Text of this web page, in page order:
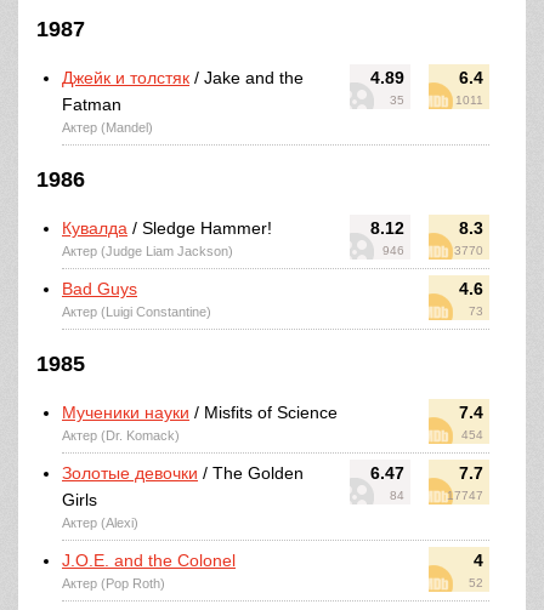
1987
4.89
35
6.4
1011
Джейк и толстяк / Jake and the
Fatman
Актер (Mandel)
1986
8.12
946
8.3
3770
Кувалда / Sledge Hammer!
Актер (Judge Liam Jackson)
4.6
73
Bad Guys
Актер (Luigi Constantine)
1985
7.4
454
Мученики науки / Misfits of Science
Актер (Dr. Komack)
6.47
84
7.7
17747
Золотые девочки / The Golden
Girls
Актер (Alexi)
4
52
J.O.E. and the Colonel
Актер (Pop Roth)